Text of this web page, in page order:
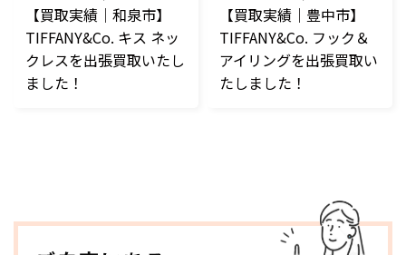
【買取実績｜和泉市】
TIFFANY&Co. キス ネッ
クレスを出張買取いたし
ました！
【買取実績｜豊中市】
TIFFANY&Co. フック＆
アイリングを出張買取い
たしました！